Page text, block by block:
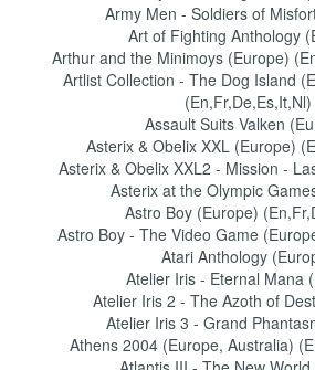
Army Men - Soldiers of
Art of Fighting Anthology
Arthur and the Minimoys (Europe)
Artlist Collection - The Dog Island
(En,Fr,De,Es,It,Nl)
Assault Suits Valken
Asterix & Obelix XXL (Europe)
Asterix & Obelix XXL2 - Mission -
Asterix at the Olympic
Astro Boy (Europe)
Astro Boy - The Video Game
Atari Anthology
Atelier Iris - Eternal Mana
Atelier Iris 2 - The Azoth of
Atelier Iris 3 - Grand
Athens 2004 (Europe, Australia)